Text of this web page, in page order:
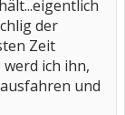
der
Zeit
ich ihn,
und